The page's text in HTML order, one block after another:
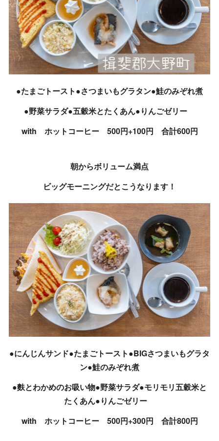
●たまごトースト●さつまいもグラタン●鮭のみぞれ煮
●野菜サラダ●五穀米とたくあん●りんごゼリー
with ホットコーヒー 500円+100円 合計600円
朝からボリューム満点
ビッグモーニングだとこうなります！
●にんじんサンド●たまごトースト●BIGさつまいもグラタ
ン●鮭のみぞれ煮
●麩とわかめのお吸い物●野菜サラダ●モリモリ五穀米と
たくあん●りんごゼリー
with ホットコーヒー 500円+300円 合計800円